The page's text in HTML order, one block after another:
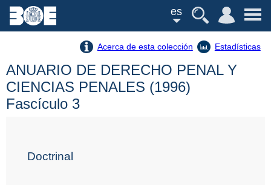
es
Acerca de esta colección Estadísticas
ANUARIO DE DERECHO PENAL Y
CIENCIAS PENALES (1996)
Fascículo 3
Doctrinal